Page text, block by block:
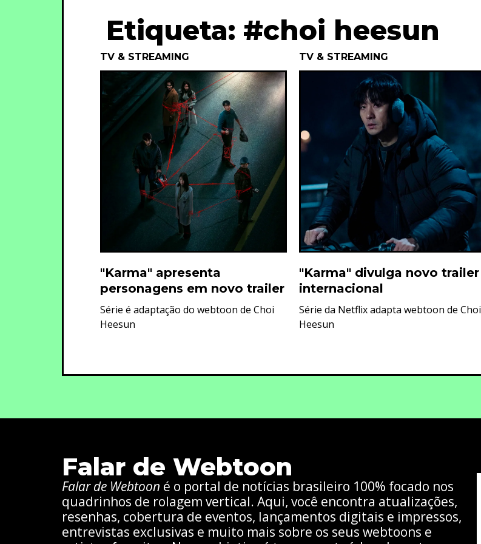
Etiqueta: #choi heesun
TV & STREAMING
"Karma" apresenta
personagens em novo trailer
Série é adaptação do webtoon de Choi
Heesun
TV & STREAMING
"Karma" divulga novo trailer
internacional
Série da Netflix adapta webtoon de Choi
Heesun
Falar de Webtoon
Falar de Webtoon é o portal de notícias brasileiro 100% focado nos
quadrinhos de rolagem vertical. Aqui, você encontra atualizações,
resenhas, cobertura de eventos, lançamentos digitais e impressos,
entrevistas exclusivas e muito mais sobre os seus webtoons e